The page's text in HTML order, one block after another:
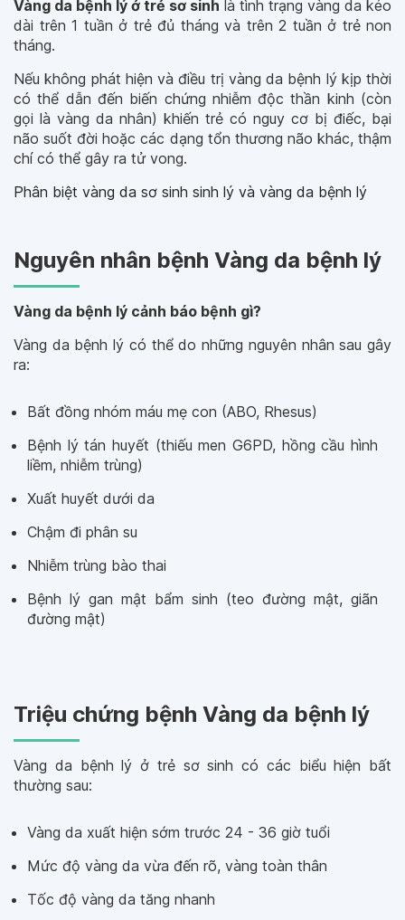
Vàng da bệnh lý ở trẻ sơ sinh là tình trạng vàng da kéo
dài trên 1 tuần ở trẻ đủ tháng và trên 2 tuần ở trẻ non
tháng.
Nếu không phát hiện và điều trị vàng da bệnh lý kịp thời
có thể dẫn đến biến chứng nhiễm độc thần kinh (còn
gọi là vàng da nhân) khiến trẻ có nguy cơ bị điếc, bại
não suốt đời hoặc các dạng tổn thương não khác, thậm
chí có thể gây ra tử vong.
Phân biệt vàng da sơ sinh sinh lý và vàng da bệnh lý
Nguyên nhân bệnh Vàng da bệnh lý
Vàng da bệnh lý cảnh báo bệnh gì?
Vàng da bệnh lý có thể do những nguyên nhân sau gây
ra:
Bất đồng nhóm máu mẹ con (ABO, Rhesus)
Bệnh lý tán huyết (thiếu men G6PD, hồng cầu hình
liềm, nhiễm trùng)
Xuất huyết dưới da
Chậm đi phân su
Nhiễm trùng bào thai
Bệnh lý gan mật bẩm sinh (teo đường mật, giãn
đường mật)
Triệu chứng bệnh Vàng da bệnh lý
Vàng da bệnh lý ở trẻ sơ sinh có các biểu hiện bất
thường sau:
Vàng da xuất hiện sớm trước 24 - 36 giờ tuổi
Mức độ vàng da vừa đến rõ, vàng toàn thân
Tốc độ vàng da tăng nhanh